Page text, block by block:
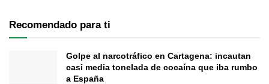
Recomendado para ti
Golpe al narcotráfico en Cartagena: incautan
casi media tonelada de cocaína que iba rumbo
a España